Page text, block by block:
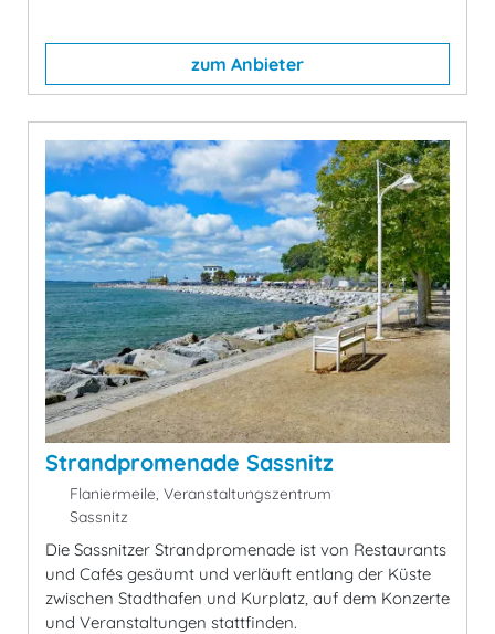
zum Anbieter
Strandpromenade Sassnitz
Flaniermeile, Veranstaltungszentrum
Sassnitz
Die Sassnitzer Strandpromenade ist von Restaurants
und Cafés gesäumt und verläuft entlang der Küste
zwischen Stadthafen und Kurplatz, auf dem Konzerte
und Veranstaltungen stattfinden.